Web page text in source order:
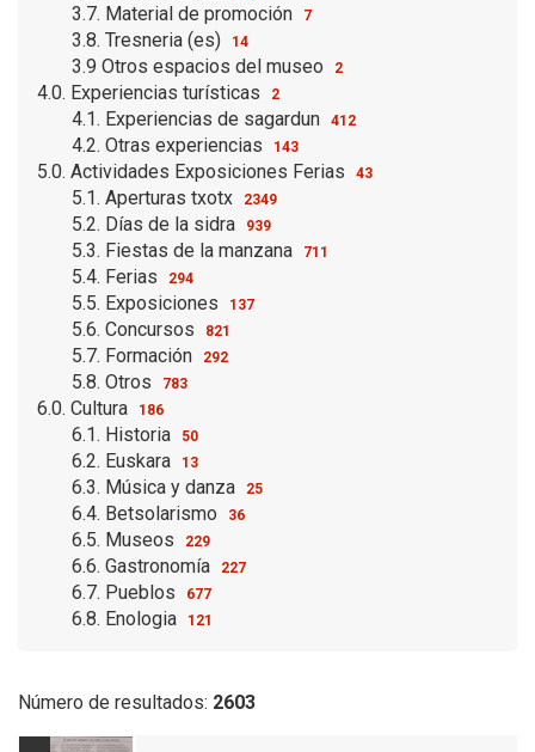
3.7. Material de promoción 7
3.8. Tresneria (es) 14
3.9 Otros espacios del museo 2
4.0. Experiencias turísticas 2
4.1. Experiencias de sagardun 412
4.2. Otras experiencias 143
5.0. Actividades Exposiciones Ferias 43
5.1. Aperturas txotx 2349
5.2. Días de la sidra 939
5.3. Fiestas de la manzana 711
5.4. Ferias 294
5.5. Exposiciones 137
5.6. Concursos 821
5.7. Formación 292
5.8. Otros 783
6.0. Cultura 186
6.1. Historia 50
6.2. Euskara 13
6.3. Música y danza 25
6.4. Betsolarismo 36
6.5. Museos 229
6.6. Gastronomía 227
6.7. Pueblos 677
6.8. Enologia 121
Número de resultados: 2603